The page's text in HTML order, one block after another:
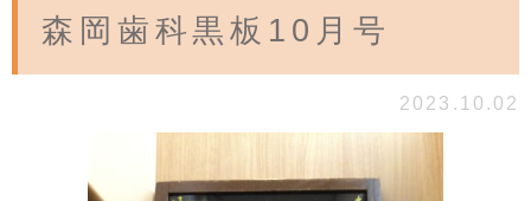
森岡歯科黒板10月号
2023.10.02